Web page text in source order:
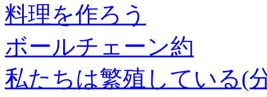
料理を作ろう
ボールチェーン約
私たちは繁殖している(